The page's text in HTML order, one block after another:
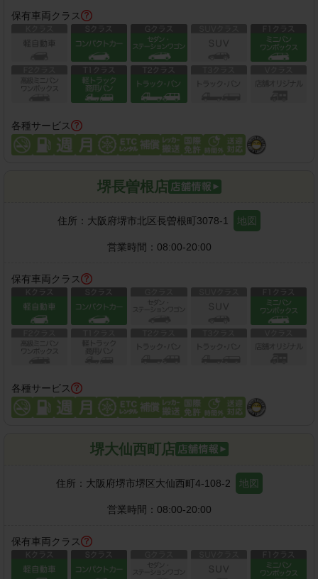
保有車両クラス
各種サービス
堺長曽根店
住所： 大阪府堺市北区長曽根町3078-1 地図
営業時間： 08:00-20:00
保有車両クラス
各種サービス
堺大仙西町店
住所： 大阪府堺市堺区大仙西町4-108-2 地図
営業時間： 08:00-20:00
保有車両クラス